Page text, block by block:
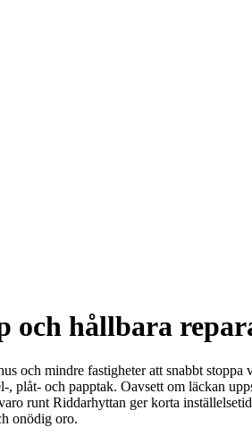
och hållbara
och mindre fastigheter att snabbt
och papptak. Oavsett om läckan
runt Riddarhyttan ger korta
onödig oro.